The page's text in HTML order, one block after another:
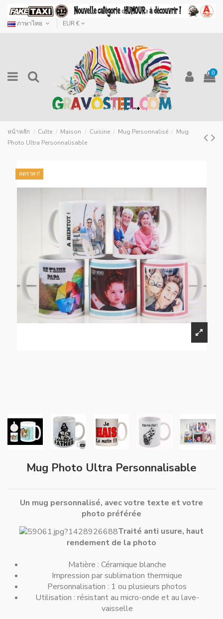
ภาษาไทย EUR €
0
หน้าหลัก Culte Maison Cuisine Mug Personnalisé
Mug
Photo Ultra Personnalisable
ลดราคา!
Mug Photo Ultra Personnalisable
Un mug personnalisé, avec votre texte et votre
photo préférée
Traité anti usure, haut
rendement de la photo
Matière : Céramique blanche
Impression par sublimation thermique
Personnalisation : 1 ou plusieurs photos
Utilisation : résistant au micro-onde et au lave-
vaisselle